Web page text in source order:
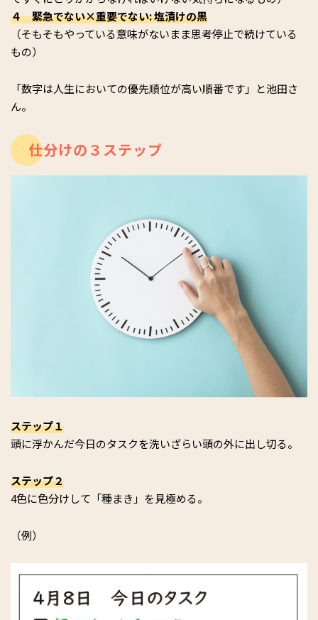
４ 緊急でない×重要でない: 塩漬けの黒
（そもそもやっている意味がないまま思考停止で続けている
もの）
「数字は人生においての優先順位が高い順番です」と池田さ
ん。
仕分けの３ステップ
ステップ１
頭に浮かんだ今日のタスクを洗いざらい頭の外に出し切る。
ステップ２
4色に色分けして「種まき」を見極める。
（例）